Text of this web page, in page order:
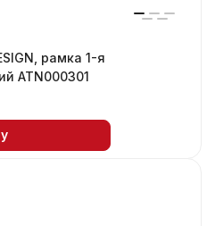
рамка 1-я
ATN000301